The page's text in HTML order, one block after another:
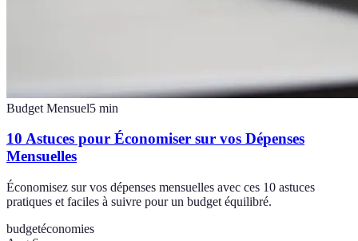
Budget Mensuel5 min
10 Astuces pour Économiser sur vos Dépenses
Mensuelles
Économisez sur vos dépenses mensuelles avec ces 10 astuces
pratiques et faciles à suivre pour un budget équilibré.
budgetéconomies